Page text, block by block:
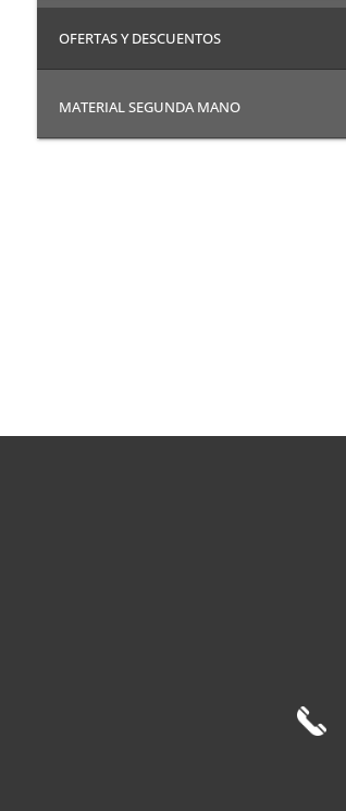
OFERTAS Y DESCUENTOS
MATERIAL SEGUNDA MANO